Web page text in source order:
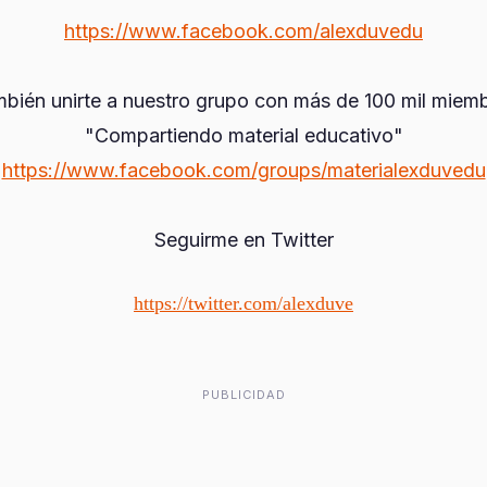
https://www.facebook.com/alexduvedu
unirte a nuestro grupo con más de 100 mil
"Compartiendo material educativo"
https://www.facebook.com/groups/materialexduvedu
Seguirme en Twitter
https://twitter.com/alexduve
PUBLICIDAD